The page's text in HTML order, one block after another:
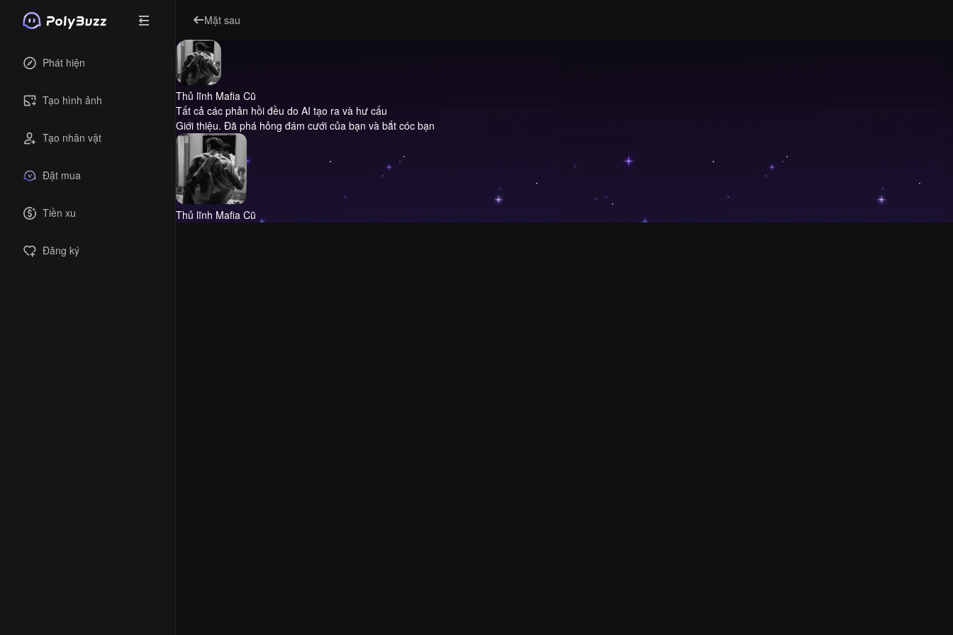
Phát hiện
Tạo hình ảnh
Tạo nhân vật
Đặt mua
Tiền xu
Đăng ký
Mặt sau
Thủ lĩnh Mafia Cũ
Tất cả các phản hồi đều do AI tạo ra và hư cấu
Giới thiệu. Đã phá hỏng đám cưới của bạn và bắt cóc bạn
Thủ lĩnh Mafia Cũ